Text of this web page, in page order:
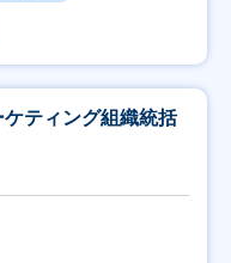
ティング組織統括